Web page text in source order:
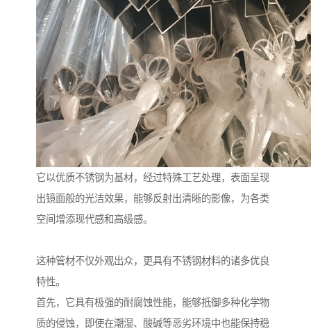
它以优质不锈钢为基材，经过特殊工艺处理，表面呈现
出镜面般的光洁效果，能够反射出清晰的影像，为各类
空间增添现代感和高级感。
这种管材不仅外观出众，更具有不锈钢材料的诸多优良
特性。
首先，它具有极强的耐腐蚀性能，能够抵御多种化学物
质的侵蚀，即使在潮湿、酸碱等恶劣环境中也能保持稳